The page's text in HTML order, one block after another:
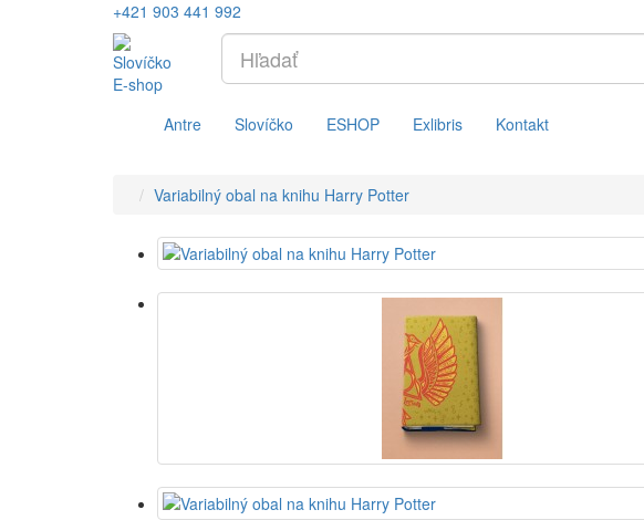
+421 903 441 992
Antre Slovíčko ESHOP Exlibris Kontakt
Variabilný obal na knihu Harry Potter